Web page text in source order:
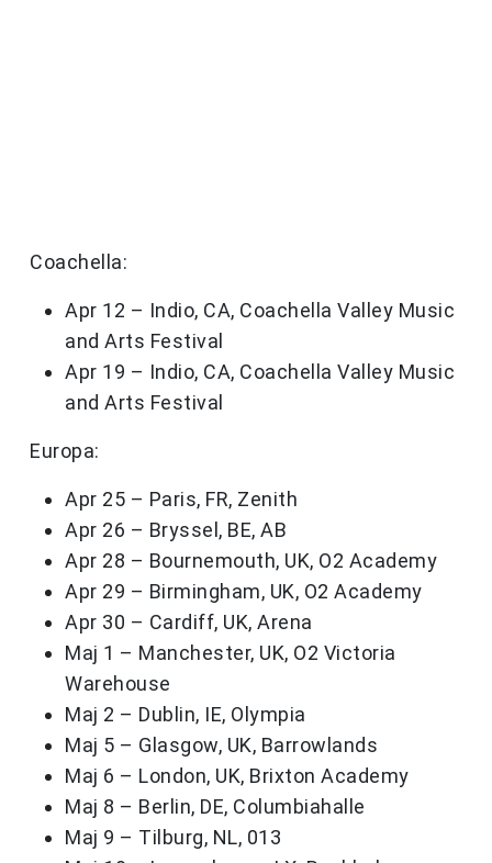
Coachella:
Apr 12 – Indio, CA, Coachella Valley Music
and Arts Festival
Apr 19 – Indio, CA, Coachella Valley Music
and Arts Festival
Europa:
Apr 25 – Paris, FR, Zenith
Apr 26 – Bryssel, BE, AB
Apr 28 – Bournemouth, UK, O2 Academy
Apr 29 – Birmingham, UK, O2 Academy
Apr 30 – Cardiff, UK, Arena
Maj 1 – Manchester, UK, O2 Victoria
Warehouse
Maj 2 – Dublin, IE, Olympia
Maj 5 – Glasgow, UK, Barrowlands
Maj 6 – London, UK, Brixton Academy
Maj 8 – Berlin, DE, Columbiahalle
Maj 9 – Tilburg, NL, 013